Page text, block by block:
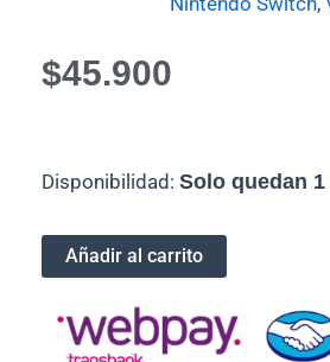
$45.900
Disponibilidad: Solo quedan
Juego
Switch-
Arceus
(Semi
Añadir al carrito